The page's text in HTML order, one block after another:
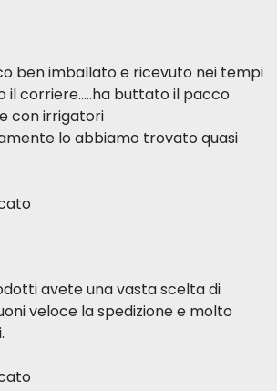
ben imballato e ricevuto nei tempi
il corriere.....ha buttato il pacco
con irrigatori
lo abbiamo trovato quasi
avete una vasta scelta di
veloce la spedizione e molto